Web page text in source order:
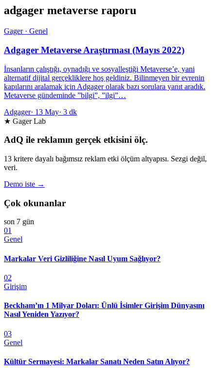
adgager metaverse raporu
Gager · Genel
Adgager Metaverse Araştırması (Mayıs 2022)
İnsanların çalıştığı, oynadığı ve sosyalleştiği Metaverse’e, yani
alternatif dijital gerçekliklere hoş geldiniz. Bilinmeyen bir evrenin
kapılarını aralamak için Adgager olarak bazı sorulara yanıt aradık.
Metaverse gündeminde ”bilgi”, ”ilgi”…
Adgager· 13 May· 3 dk
★ Gager Lab
AdQ ile reklamın gerçek etkisini ölç.
13 kritere dayalı bağımsız reklam etki ölçüm altyapısı. Sezgi değil,
veri.
Demo iste →
Çok okunanlar
son 7 gün
01
Genel
Markalar Veri Gizliliğine Nasıl Uyum Sağlıyor?
02
Girişim
Beckham’ın 1 Milyar Doları: Ünlü İsimler Girişim Dünyasını
Nasıl Yeniden Yazıyor?
03
Genel
Kültür Sermayesi: Markalar Sanatı Neden Satın Alıyor?